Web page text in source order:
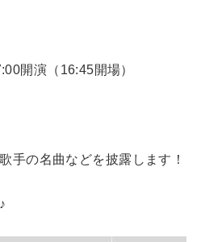
開演（16:45開場）
手の名曲などを披露します！